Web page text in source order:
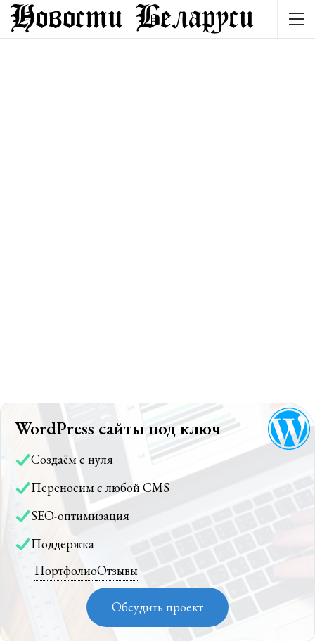
WordPress сайты под ключ
Создаём с нуля
Переносим с любой CMS
SEO-оптимизация
Поддержка
ПортфолиоОтзывы
Обсудить проект